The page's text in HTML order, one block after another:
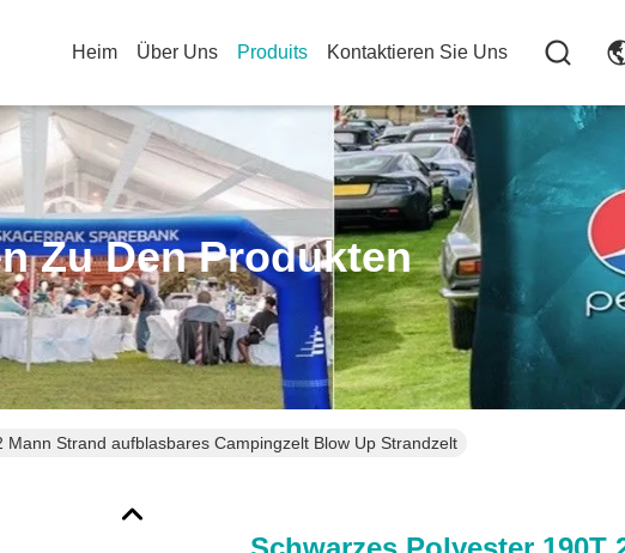
Heim Über Uns Produits Kontaktieren Sie Uns
Zu Den Produkten
Mann Strand aufblasbares Campingzelt Blow Up Strandzelt